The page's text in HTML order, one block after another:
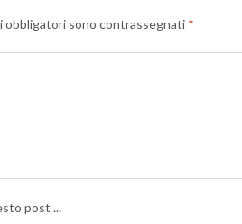
obbligatori sono contrassegnati *
post ...